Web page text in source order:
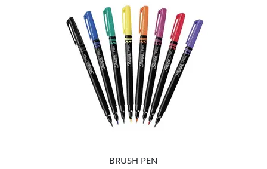
BRUSH PEN